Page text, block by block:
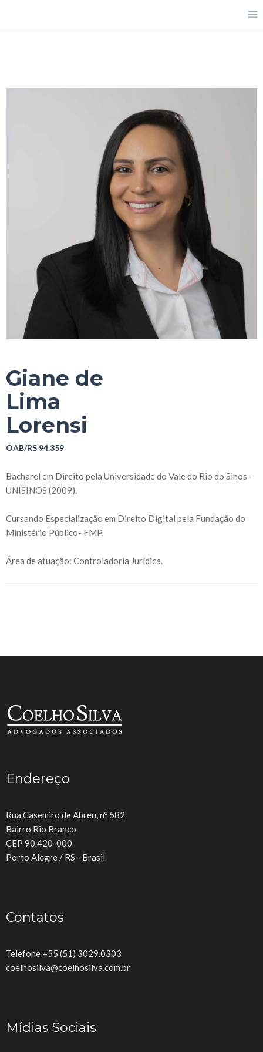
Giane de
Lima
Lorensi
OAB/RS 94.359
Bacharel em Direito pela Universidade do Vale do Rio do Sinos -
UNISINOS (2009).
Cursando Especialização em Direito Digital pela Fundação do
Ministério Público- FMP.
Área de atuação: Controladoria Jurídica.
Endereço
Rua Casemiro de Abreu, nº 582
Bairro Rio Branco
CEP 90.420-000
Porto Alegre / RS - Brasil
Contatos
Telefone +55 (51) 3029.0303
coelhosilva@coelhosilva.com.br
Mídias Sociais